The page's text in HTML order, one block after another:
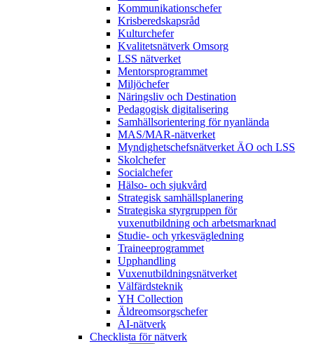
Kommunikationschefer
Krisberedskapsråd
Kulturchefer
Kvalitetsnätverk Omsorg
LSS nätverket
Mentorsprogrammet
Miljöchefer
Näringsliv och Destination
Pedagogisk digitalisering
Samhällsorientering för nyanlända
MAS/MAR-nätverket
Myndighetschefsnätverket ÄO och LSS
Skolchefer
Socialchefer
Hälso- och sjukvård
Strategisk samhällsplanering
Strategiska styrgruppen för
vuxenutbildning och arbetsmarknad
Studie- och yrkesvägledning
Traineeprogrammet
Upphandling
Vuxenutbildningsnätverket
Välfärdsteknik
YH Collection
Äldreomsorgschefer
AI-nätverk
Checklista för nätverk